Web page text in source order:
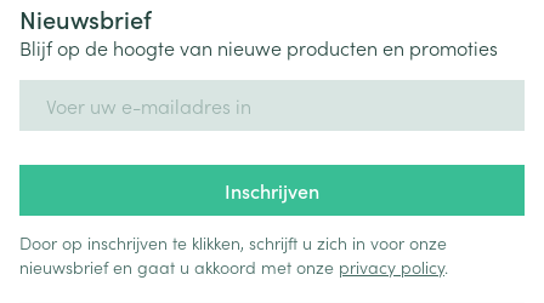
Nieuwsbrief
Blijf op de hoogte van nieuwe producten en promoties
Inschrijven
Door op inschrijven te klikken, schrijft u zich in voor onze
nieuwsbrief en gaat u akkoord met onze privacy policy.